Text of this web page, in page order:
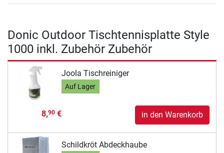
Donic Outdoor Tischtennisplatte Style
1000 inkl. Zubehör Zubehör
Joola Tischreiniger
Auf Lager
8,90€ in den Warenkorb
Schildkröt Abdeckhaube